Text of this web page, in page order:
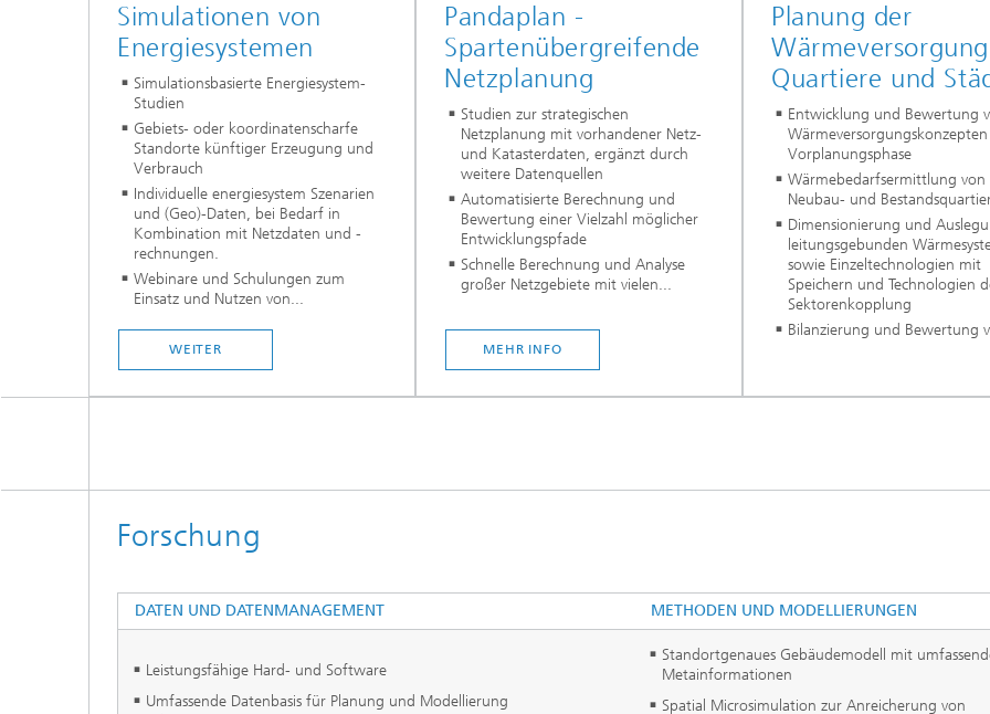
Simulationen von
Energiesystemen
Simulationsbasierte Energiesystem-
Studien
Gebiets- oder koordinatenscharfe
Standorte künftiger Erzeugung und
Verbrauch
Individuelle energiesystem Szenarien
und (Geo)-Daten, bei Bedarf in
Kombination mit Netzdaten und -
rechnungen.
Webinare und Schulungen zum
Einsatz und Nutzen von...
WEITER
Pandaplan -
Spartenübergreifende
Netzplanung
Studien zur strategischen
Netzplanung mit vorhandener Netz-
und Katasterdaten, ergänzt durch
weitere Datenquellen
Automatisierte Berechnung und
Bewertung einer Vielzahl möglicher
Entwicklungspfade
Schnelle Berechnung und Analyse
großer Netzgebiete mit vielen...
MEHR INFO
Planung der
Quartiere und
Entwicklung und Bewertung
Vorplanungsphase
Wärmebedarfsermittlung von
Neubau- und
Dimensionierung und
leitungsgebunden
sowie Einzeltechnologien mit
Speichern und Technologien
Sektorenkopplung
Bilanzierung und Bewertung
Forschung
DATEN UND DATENMANAGEMENT METHODEN UND MODELLIERUNGEN
Leistungsfähige Hard- und Software
Umfassende Datenbasis für Planung und Modellierung
Standortgenaues Gebäudemodell mit
Metainformationen
Spatial Microsimulation zur Anreicherung von